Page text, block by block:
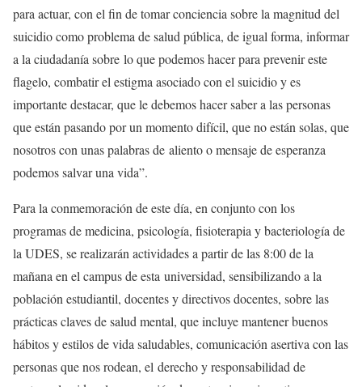
para actuar, con el fin de tomar conciencia sobre la magnitud del
suicidio como problema de salud pública, de igual forma, informar
a la ciudadanía sobre lo que podemos hacer para prevenir este
flagelo, combatir el estigma asociado con el suicidio y es
importante destacar, que le debemos hacer saber a las personas
que están pasando por un momento difícil, que no están solas, que
nosotros con unas palabras de aliento o mensaje de esperanza
podemos salvar una vida”.
Para la conmemoración de este día, en conjunto con los
programas de medicina, psicología, fisioterapia y bacteriología de
la UDES, se realizarán actividades a partir de las 8:00 de la
mañana en el campus de esta universidad, sensibilizando a la
población estudiantil, docentes y directivos docentes, sobre las
prácticas claves de salud mental, que incluye mantener buenos
hábitos y estilos de vida saludables, comunicación asertiva con las
personas que nos rodean, el derecho y responsabilidad de